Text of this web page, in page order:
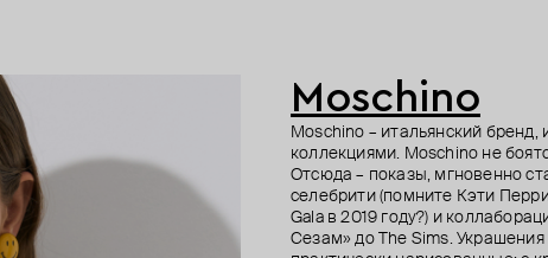
Moschino
Moschino – итальянский
коллекциями. Moschino не
Отсюда – показы, мгновенно
селебрити (помните Кэти
Gala в 2019 году?) и
Сезам» до The Sims.